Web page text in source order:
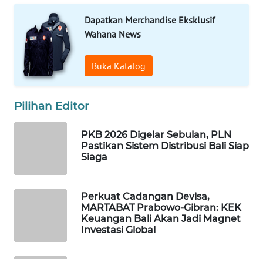
Dapatkan Merchandise Eksklusif
Wahana News
Buka Katalog
Pilihan Editor
PKB 2026 Digelar Sebulan, PLN
Pastikan Sistem Distribusi Bali Siap
Siaga
Perkuat Cadangan Devisa,
MARTABAT Prabowo-Gibran: KEK
Keuangan Bali Akan Jadi Magnet
Investasi Global
MAWAKA
ID
MARTABAT
NET
LPKKI